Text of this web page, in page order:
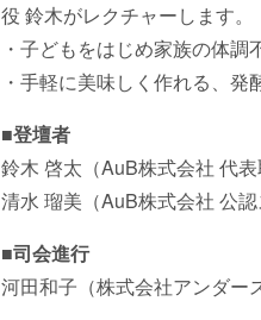
役 鈴木がレクチャーします。
・子どもをはじめ家族の体調
・手軽に美味しく作れる、
■登壇者
鈴木 啓太（AuB株式会社 代表
清水 瑠美（AuB株式会社 公
■司会進行
河田和子（株式会社アンダー